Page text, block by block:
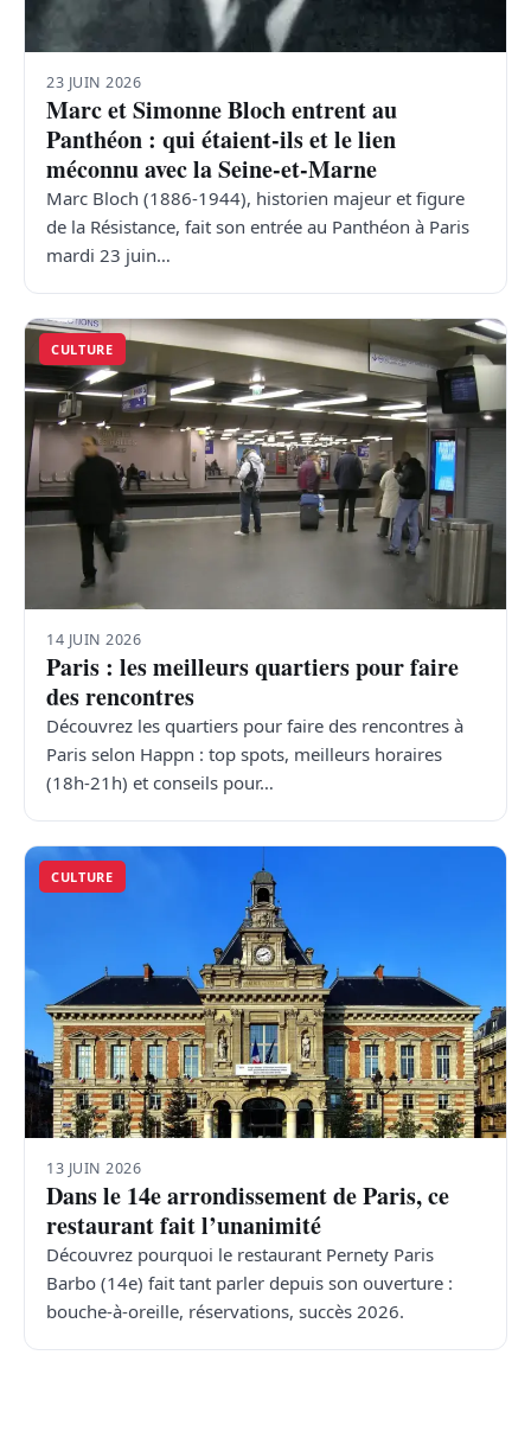
23 JUIN 2026
Marc et Simonne Bloch entrent au
Panthéon : qui étaient-ils et le lien
méconnu avec la Seine-et-Marne
Marc Bloch (1886-1944), historien majeur et figure
de la Résistance, fait son entrée au Panthéon à Paris
mardi 23 juin…
CULTURE
14 JUIN 2026
Paris : les meilleurs quartiers pour faire
des rencontres
Découvrez les quartiers pour faire des rencontres à
Paris selon Happn : top spots, meilleurs horaires
(18h-21h) et conseils pour…
CULTURE
13 JUIN 2026
Dans le 14e arrondissement de Paris, ce
restaurant fait l’unanimité
Découvrez pourquoi le restaurant Pernety Paris
Barbo (14e) fait tant parler depuis son ouverture :
bouche-à-oreille, réservations, succès 2026.